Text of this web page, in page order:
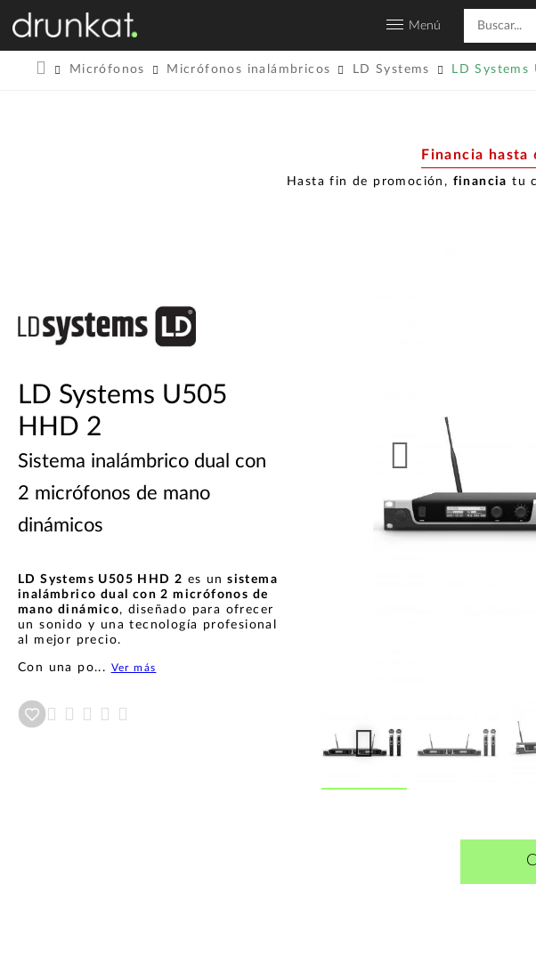
Menú
Micrófonos Micrófonos inalámbricos LD Systems LD Systems
Financia hasta
Hasta fin de promoción, financia tu
LD Systems U505
HHD 2
Sistema inalámbrico dual con
2 micrófonos de mano
dinámicos
LD Systems U505 HHD 2 es un sistema
inalámbrico dual con 2 micrófonos de
mano dinámico, diseñado para ofrecer
un sonido y una tecnología profesional
al mejor precio.
Con una po... Ver más